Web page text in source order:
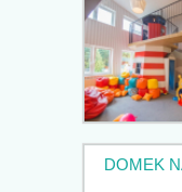
DOMEK